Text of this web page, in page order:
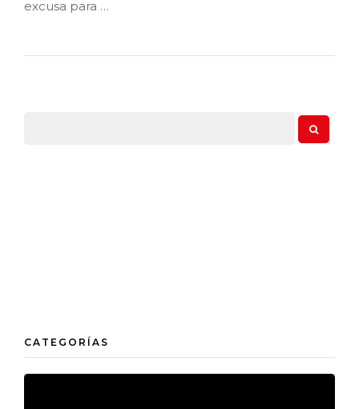
excusa para …
CATEGORÍAS